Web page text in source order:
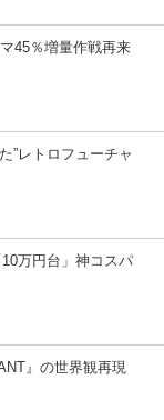
45％増量作戦再来
”レトロフューチャ
万円台」神コスパ
』の世界観再現